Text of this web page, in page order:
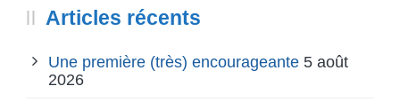
Articles récents
Une première (très) encourageante 5 août
2026